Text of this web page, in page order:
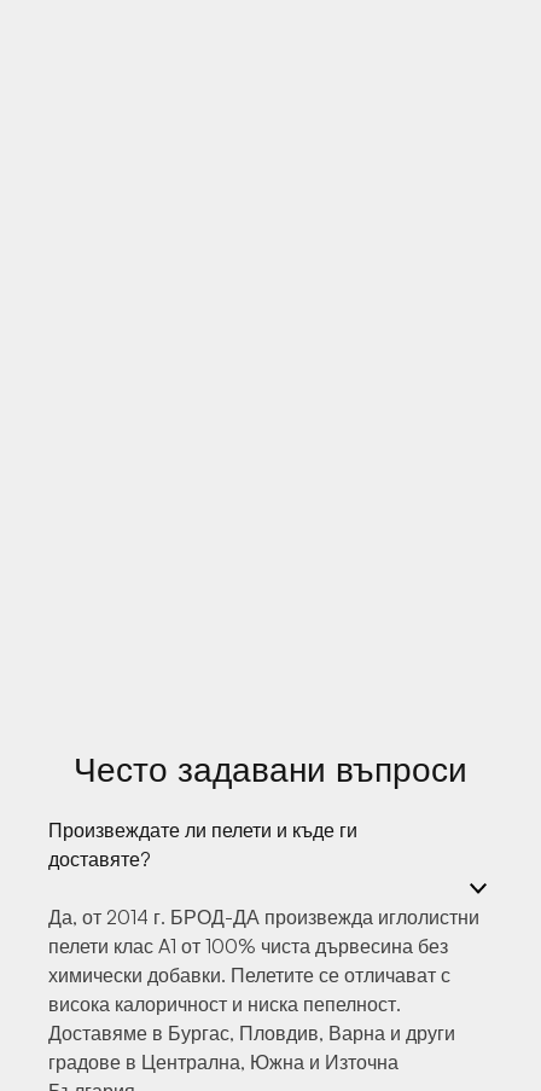
Често задавани въпроси
Произвеждате ли пелети и къде ги
доставяте?
Да, от 2014 г. БРОД-ДА произвежда иглолистни
пелети клас A1 от 100% чиста дървесина без
химически добавки. Пелетите се отличават с
висока калоричност и ниска пепелност.
Доставяме в Бургас, Пловдив, Варна и други
градове в Централна, Южна и Източна